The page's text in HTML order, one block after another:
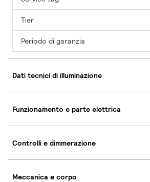
Tier
Periodo di garanzia
Dati tecnici di illuminazione
Funzionamento e parte elettrica
Controlli e dimmerazione
Meccanica e corpo